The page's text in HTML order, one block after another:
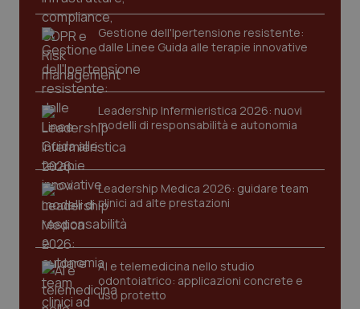
Gestione dell'Ipertensione resistente:
dalle Linee Guida alle terapie innovative
Leadership Infermieristica 2026: nuovi
modelli di responsabilità e autonomia
Leadership Medica 2026: guidare team
clinici ad alte prestazioni
AI e telemedicina nello studio
odontoiatrico: applicazioni concrete e
uso protetto
CookieScriptConsent
CookieScript
www.quotidianosanita.it